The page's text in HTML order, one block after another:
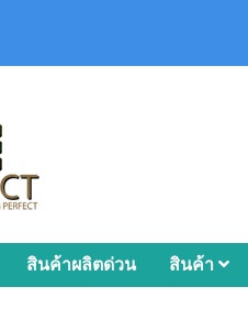
สินค้าผลิตด่วน สินค้า